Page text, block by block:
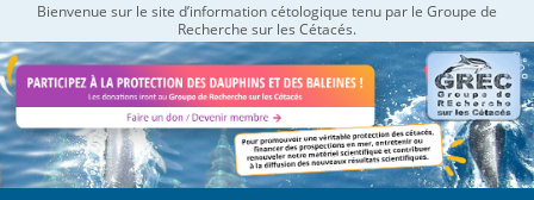
to
content
Bienvenue sur le site d’information cétologique tenu par le Groupe de
Recherche sur les Cétacés.